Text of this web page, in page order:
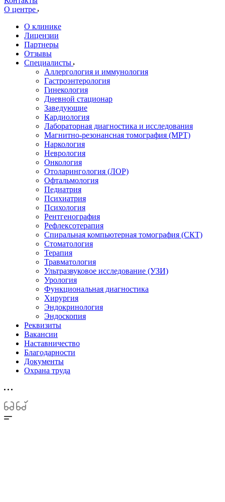
О центре
О клинике
Лицензии
Партнеры
Отзывы
Специалисты
Аллергология и иммунология
Гастроэнтерология
Гинекология
Дневной стационар
Заведующие
Кардиология
Лабораторная диагностика и исследования
Магнитно-резонансная томография (МРТ)
Наркология
Неврология
Онкология
Отоларингология (ЛОР)
Офтальмология
Педиатрия
Психиатрия
Психология
Рентгенография
Рефлексотерапия
Спиральная компьютерная томография (СКТ)
Стоматология
Терапия
Травматология
Ультразвуковое исследование (УЗИ)
Урология
Функциональная диагностика
Хирургия
Эндокринология
Эндоскопия
Реквизиты
Вакансии
Наставничество
Благодарности
Документы
Охрана труда